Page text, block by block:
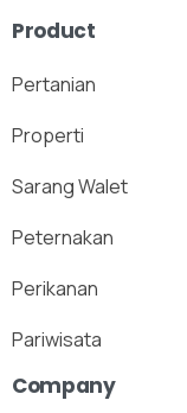
Product
Pertanian
Properti
Sarang Walet
Peternakan
Perikanan
Pariwisata
Company